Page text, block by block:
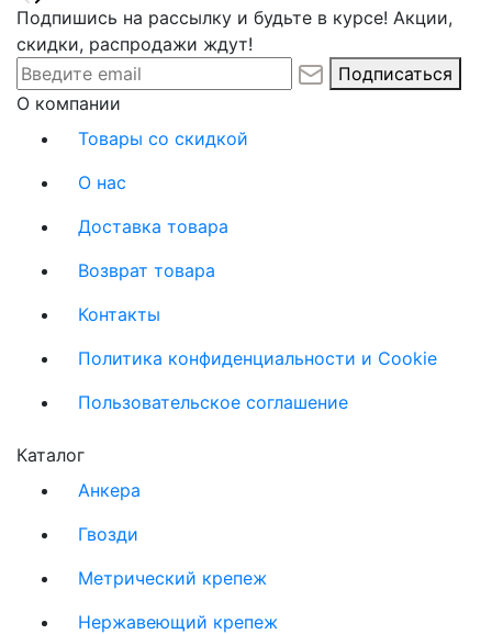
Подпишись на рассылку и будьте в курсе! Акции,
скидки, распродажи ждут!
Подписаться
О компании
Товары со скидкой
О нас
Доставка товара
Возврат товара
Контакты
Политика конфиденциальности и Cookie
Пользовательское соглашение
Каталог
Анкера
Гвозди
Метрический крепеж
Нержавеющий крепеж